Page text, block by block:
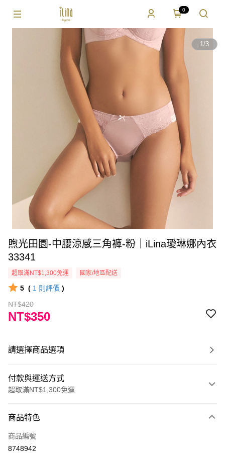
0
1/3
煦光田園-中腰涼感三角褲-粉｜iLina璦琳娜內衣
33341
超取滿NT$1,300免運 國家/地區配送
5 ( 1 則評價 )
NT$420
NT$350
請選擇商品選項
付款與運送方式
超取滿NT$1,300免運
信用卡一次付款
超商取貨付款
商品特色
商品編號
8748942